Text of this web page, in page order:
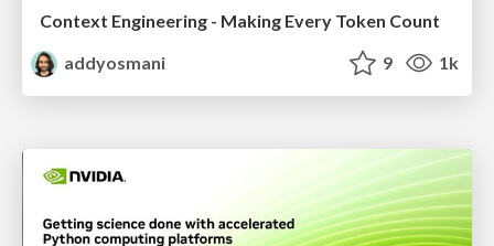
Context Engineering - Making Every Token Count
addyosmani
9 1k